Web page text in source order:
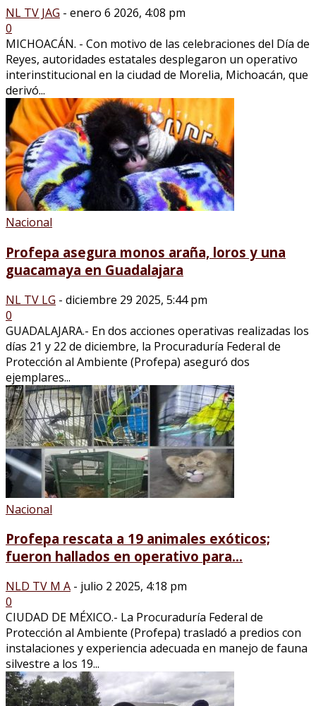
NL TV JAG - enero 6 2026, 4:08 pm
0
MICHOACÁN. - Con motivo de las celebraciones del Día de
Reyes, autoridades estatales desplegaron un operativo
interinstitucional en la ciudad de Morelia, Michoacán, que
derivó...
Nacional
Profepa asegura monos araña, loros y una
guacamaya en Guadalajara
NL TV LG - diciembre 29 2025, 5:44 pm
0
GUADALAJARA.- En dos acciones operativas realizadas los
días 21 y 22 de diciembre, la Procuraduría Federal de
Protección al Ambiente (Profepa) aseguró dos
ejemplares...
Nacional
Profepa rescata a 19 animales exóticos;
fueron hallados en operativo para...
NLD TV M A - julio 2 2025, 4:18 pm
0
CIUDAD DE MÉXICO.- La Procuraduría Federal de
Protección al Ambiente (Profepa) trasladó a predios con
instalaciones y experiencia adecuada en manejo de fauna
silvestre a los 19...